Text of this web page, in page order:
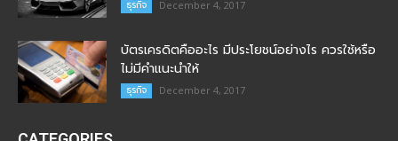
ธุรกิจ December 4, 2017
บัตรเครดิตคืออะไร มีประโยชน์อย่างไร ควรใช้หรือ
ไม่มีคำแนะนำให้
ธุรกิจ December 4, 2017